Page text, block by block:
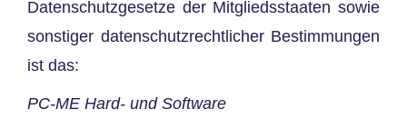
Datenschutzgesetze der Mitgliedsstaaten sowie
sonstiger datenschutzrechtlicher Bestimmungen
ist das:
PC-ME Hard- und Software